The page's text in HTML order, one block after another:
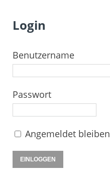
Login
Benutzername
Passwort
Angemeldet bleiben